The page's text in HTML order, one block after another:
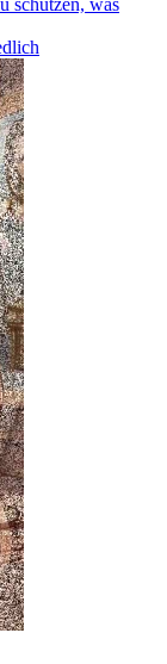
schützen, was